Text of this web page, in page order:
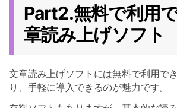
Part2.無料で利用
章読み上げソフト
文章読み上げソフトには無料で利用で
り、手軽に導入できるのが魅力です。